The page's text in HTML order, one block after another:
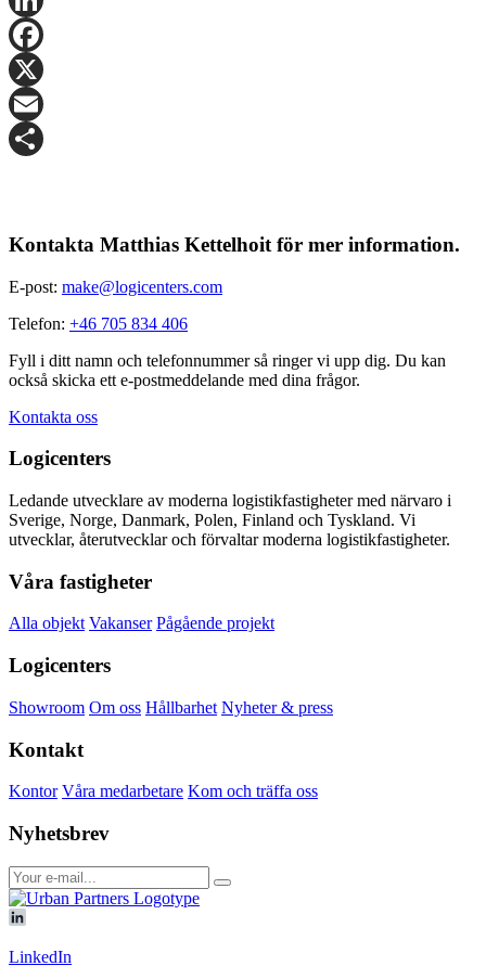
LinkedIn
Facebook
X
Email
Kontakta Matthias Kettelhoit för mer information.
E-post: make@logicenters.com
Telefon: +46 705 834 406
Fyll i ditt namn och telefonnummer så ringer vi upp dig. Du kan
också skicka ett e-postmeddelande med dina frågor.
Kontakta oss
Logicenters
Ledande utvecklare av moderna logistikfastigheter med närvaro i
Sverige, Norge, Danmark, Polen, Finland och Tyskland. Vi
utvecklar, återutvecklar och förvaltar moderna logistikfastigheter.
Våra fastigheter
Alla objekt Vakanser Pågående projekt
Logicenters
Showroom Om oss Hållbarhet Nyheter & press
Kontakt
Kontor Våra medarbetare Kom och träffa oss
Nyhetsbrev
LinkedIn